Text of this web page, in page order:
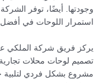
وجودتها. أيضًا، توفر
استمرار اللوحات في
يركز فريق شركة الملكي
تصميم لوحات محلات
مشروع بشكل فردي لتلبية